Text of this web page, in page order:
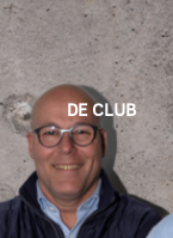
DE CLUB